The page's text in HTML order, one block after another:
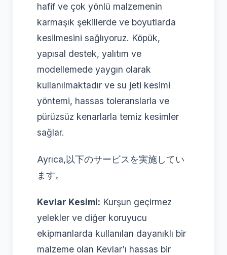
hafif ve çok yönlü malzemenin
karmaşık şekillerde ve boyutlarda
kesilmesini sağlıyoruz. Köpük,
yapısal destek, yalıtım ve
modellemede yaygın olarak
kullanılmaktadır ve su jeti kesimi
yöntemi, hassas toleranslarla ve
pürüzsüz kenarlarla temiz kesimler
sağlar.
Ayrıca,以下のサービスを実施してい
ます。
Kevlar Kesimi: Kurşun geçirmez
yelekler ve diğer koruyucu
ekipmanlarda kullanılan dayanıklı bir
malzeme olan Kevlar’ı hassas bir